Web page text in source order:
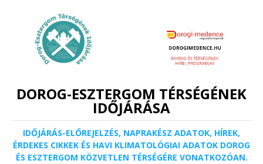
DOROG-ESZTERGOM TÉRSÉGÉNEK
IDŐJÁRÁSA
IDŐJÁRÁS-ELŐREJELZÉS, NAPRAKÉSZ ADATOK, HÍREK,
ÉRDEKES CIKKEK ÉS HAVI KLIMATOLÓGIAI ADATOK DOROG
ÉS ESZTERGOM KÖZVETLEN TÉRSÉGÉRE VONATKOZÓAN.